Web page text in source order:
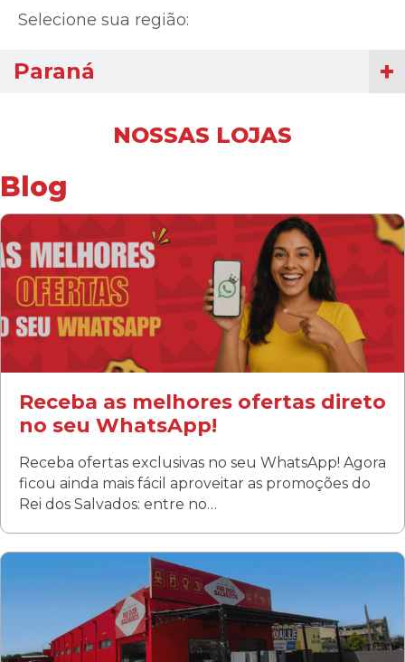
Selecione sua região:
Paraná
Fanny
Rua Albino Beatriz, 100 - Fanny, Curitiba –PR
Segunda a sábado: 09h00 às 19h00
Domingo: FECHADA
ÚLTIMOS DIAS DE LIQUIDAÇÃO!
NOSSAS LOJAS
Blog
Receba as melhores ofertas direto
no seu WhatsApp!
Receba ofertas exclusivas no seu WhatsApp! Agora
ficou ainda mais fácil aproveitar as promoções do
Rei dos Salvados: entre no…